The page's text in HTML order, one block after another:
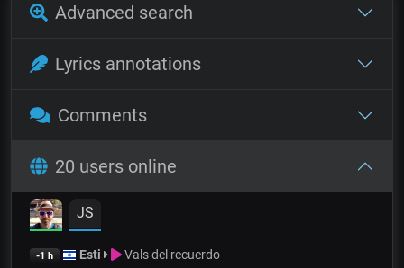
Advanced search
Lyrics annotations
Comments
20 users online
JS
-1 h Esti Vals del recuerdo